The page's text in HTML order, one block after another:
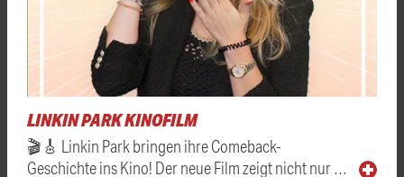
LINKIN PARK KINOFILM
🎬🎸 Linkin Park bringen ihre Comeback-
Geschichte ins Kino! Der neue Film zeigt nicht nur …